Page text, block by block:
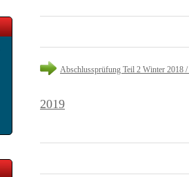
Abschlussprüfung Teil 2 Winter 2018
2019